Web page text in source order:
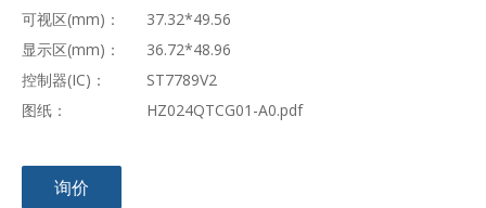
可视区(mm)：
37.32*49.56
显示区(mm)：
36.72*48.96
控制器(IC)：
ST7789V2
图纸：
HZ024QTCG01-A0.pdf
询价